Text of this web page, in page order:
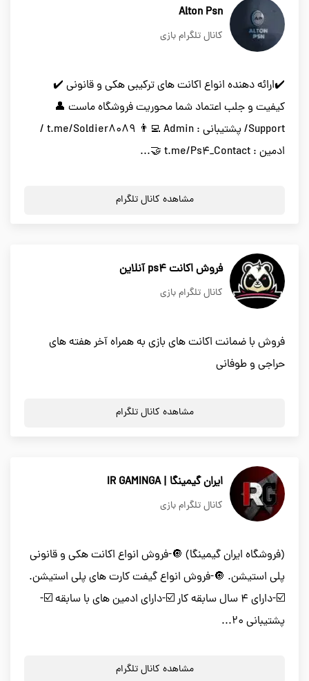
Alton Psn
کانال تلگرام بازی
✔️ارائه دهنده انواع اکانت های ترکیبی هکی و قانونی ✔️
کیفیت و جلب اعتماد شما محوریت فروشگاه ماست 👤
Support/ پشتیبانی : t.me/Soldier8089 👨‍💻 Admin /
ادمین : t.me/Ps4_Contact 🤝...
مشاهده کانال تلگرام
فروش اکانت ps4 آنلاین
کانال تلگرام بازی
فروش با ضمانت اکانت های بازی به همراه آخر هفته های
حراجی و طوفانی
مشاهده کانال تلگرام
ایران گیمینگا | IR GAMINGA
کانال تلگرام بازی
(فروشگاه ایران گیمینگا) 🔘-فروش انواع اکانت هکی و قانونی
پلی استیشن. 🔘-فروش انواع گیفت کارت های پلی استیشن.
☑️-دارای ۴ سال سابقه کار ☑️-دارای ادمین های با سابقه ☑️-
پشتیبانی ۲۰...
مشاهده کانال تلگرام